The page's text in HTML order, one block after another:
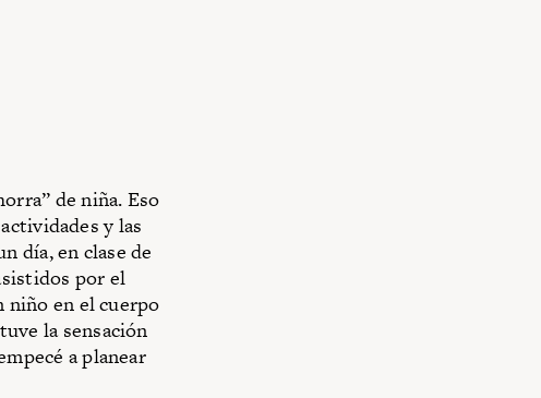
de niña. Eso
y las
día, en clase de
por el
niño en el cuerpo
la sensación
a planear